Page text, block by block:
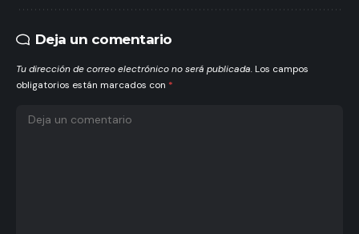
Deja un comentario
Tu dirección de correo electrónico no será publicada. Los campos
obligatorios están marcados con *